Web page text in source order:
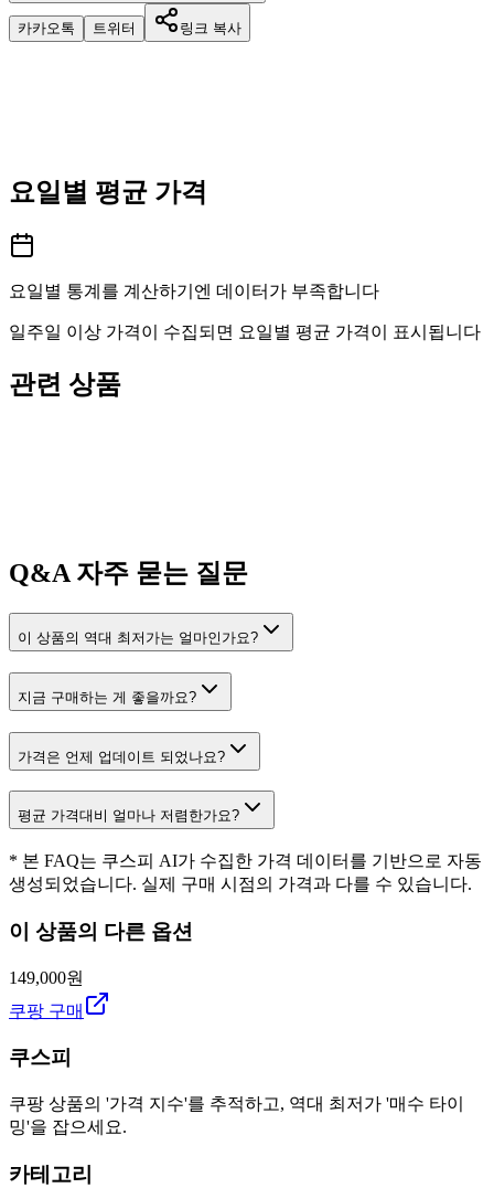
카카오톡 트위터 링크 복사
요일별 평균 가격
요일별 통계를 계산하기엔 데이터가 부족합니다
일주일 이상 가격이 수집되면 요일별 평균 가격이 표시됩니다
관련 상품
Q&A자주 묻는 질문
이 상품의 역대 최저가는 얼마인가요?
지금 구매하는 게 좋을까요?
가격은 언제 업데이트 되었나요?
평균 가격대비 얼마나 저렴한가요?
* 본 FAQ는 쿠스피 AI가 수집한 가격 데이터를 기반으로 자동
생성되었습니다. 실제 구매 시점의 가격과 다를 수 있습니다.
이 상품의 다른 옵션
149,000원
쿠팡 구매
쿠스피
쿠팡 상품의 '가격 지수'를 추적하고, 역대 최저가 '매수 타이
밍'을 잡으세요.
카테고리